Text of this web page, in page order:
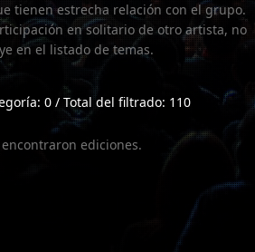
tienen estrecha relación con el grupo.
en solitario de otro artista, no
en el listado de temas.
0 / Total del filtrado: 110
encontraron ediciones.